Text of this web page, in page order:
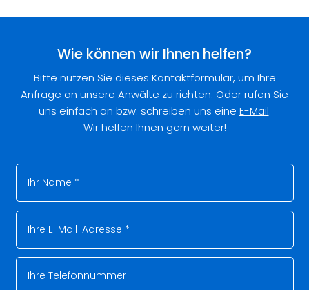
Wie können wir Ihnen helfen?
Bitte nutzen Sie dieses Kontaktformular, um Ihre
Anfrage an unsere Anwälte zu richten. Oder rufen Sie
uns einfach an bzw. schreiben uns eine E-Mail.
Wir helfen Ihnen gern weiter!